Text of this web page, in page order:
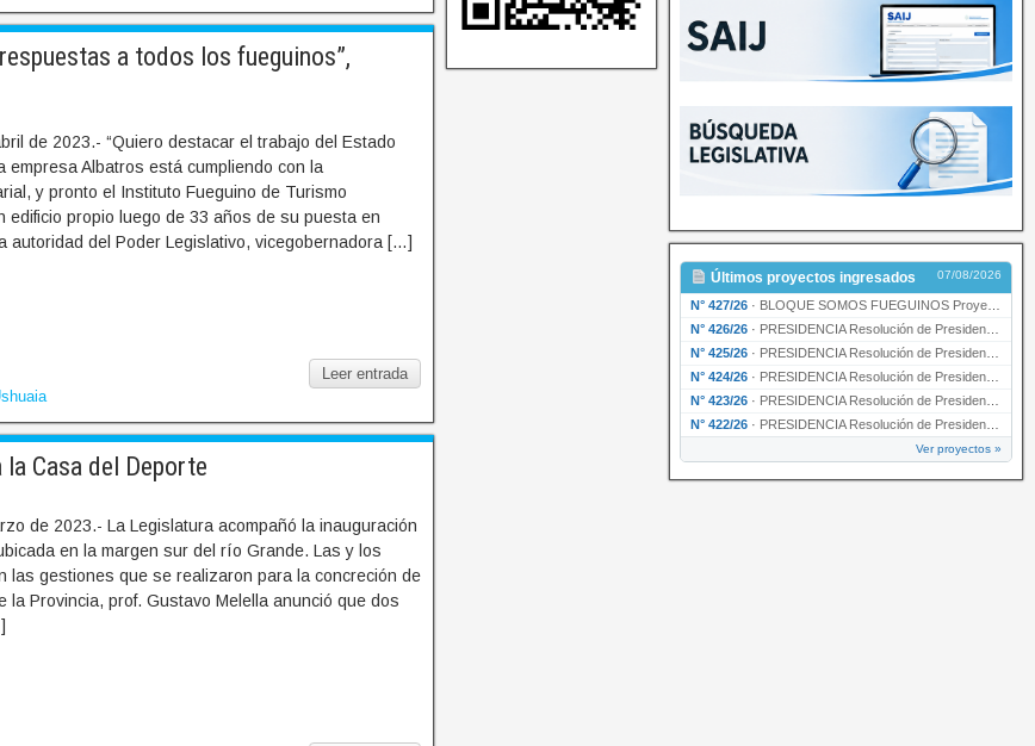
a todos los fueguinos”,
de 2023.- “Quiero destacar el trabajo del Estado
empresa Albatros está cumpliendo con la
y pronto el Instituto Fueguino de Turismo
edificio propio luego de 33 años de su puesta en
autoridad del Poder Legislativo, vicegobernadora […]
Leer entrada
Casa del Deporte
de 2023.- La Legislatura acompañó la inauguración
en la margen sur del río Grande. Las y los
las gestiones que se realizaron para la concreción de
la Provincia, prof. Gustavo Melella anunció que dos
Últimos proyectos ingresados 07/08/2026
N° 427/26 · BLOQUE SOMOS FUEGUINOS Proyecto de Declaración declarando de interés provincial PRESIDENCI…
N° 426/26 · PRESIDENCIA Resolución de Presidencia N° 216/26 declarando de interés provincial la labor …
N° 425/26 · PRESIDENCIA Resolución de Presidencia N° 212/26 declarando de interés provincial el “50° A…
N° 424/26 · PRESIDENCIA Resolución de Presidencia Nº 210/26 declarando de interés provincial el proyec…
N° 423/26 · PRESIDENCIA Resolución de Presidencia Nº 209/26 declarando de interés provincial la presen…
N° 422/26 · PRESIDENCIA Resolución de Presidencia N° 200/26 para su ratificación.
Ver proyectos »